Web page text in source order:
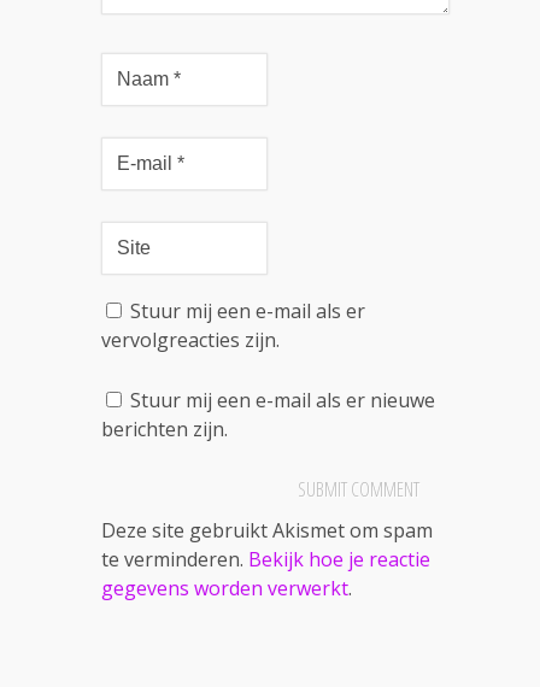
Stuur mij een e-mail als er
vervolgreacties zijn.
Stuur mij een e-mail als er nieuwe
berichten zijn.
Deze site gebruikt Akismet om spam
te verminderen. Bekijk hoe je reactie
gegevens worden verwerkt.